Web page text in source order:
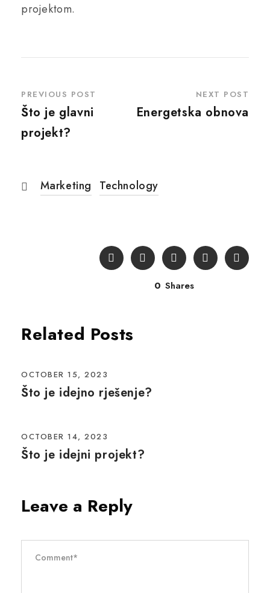
projektom.
PREVIOUS POST
Što je glavni
projekt?
NEXT POST
Energetska obnova
Marketing Technology
0 Shares
Related Posts
OCTOBER 15, 2023
Što je idejno rješenje?
OCTOBER 14, 2023
Što je idejni projekt?
Leave a Reply